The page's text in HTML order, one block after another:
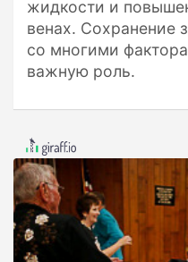
жидкости и
венах. Сохранение
со многими
важную роль.